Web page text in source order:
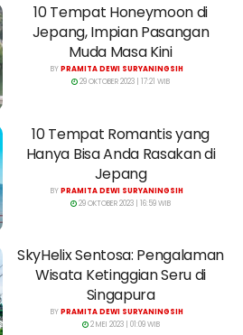
10 Tempat Honeymoon di
Jepang, Impian Pasangan
Muda Masa Kini
BYPRAMITA DEWI SURYANINGSIH
29 OKTOBER 2023 | 17:21 WIB
10 Tempat Romantis yang
Hanya Bisa Anda Rasakan di
Jepang
BYPRAMITA DEWI SURYANINGSIH
29 OKTOBER 2023 | 16:59 WIB
SkyHelix Sentosa: Pengalaman
Wisata Ketinggian Seru di
Singapura
BYPRAMITA DEWI SURYANINGSIH
2 MEI 2023 | 01:09 WIB